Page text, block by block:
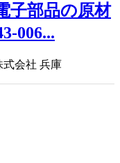
子部品の原材
006...
式会社 兵庫